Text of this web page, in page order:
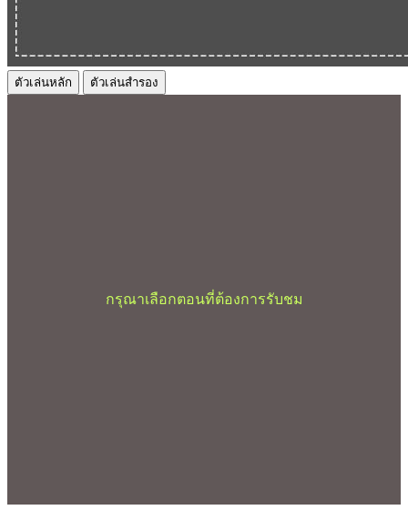
ตัวเล่นหลัก ตัวเล่นสำรอง
กรุณาเลือกตอนที่ต้องการรับชม